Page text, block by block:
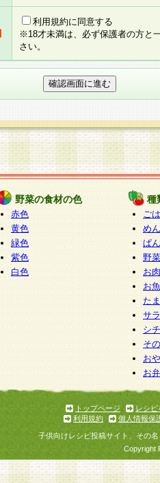
の承諾を得ることなく、当
規約を任意に制定、変更ま
定後の本規約等は、本規約
その 他の諸規定については
のとします。
希望者による会員登録手続
の承認が完了した時点で会
員に対して適用されるもの
人情報は、すべて会員登録
のと考えております。従っ
を希望されない場合には、
ん が、提供されないこと
利用いただけない場合があ
当社が保有している個人情
められた場合には、ご本人
り、法令に準拠して合理的
開示 請求等の請求先は個
等を承諾のうえ、当社所定の
者、グループとします。な
は会員登録をすることがで
利用規約に同意する
※18才未満は、必ず保護者の方と
さい。
野菜の食材の色
赤色
黄色
緑色
紫色
白色
種
ご
めん
ぱん
野
お
お
た
サ
シ
そ
お
お
トップページ
レシピ
利用規約
個人情報保
子供向けレシピ投稿サイト、その
Copyright